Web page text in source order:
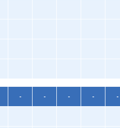
- - - - -